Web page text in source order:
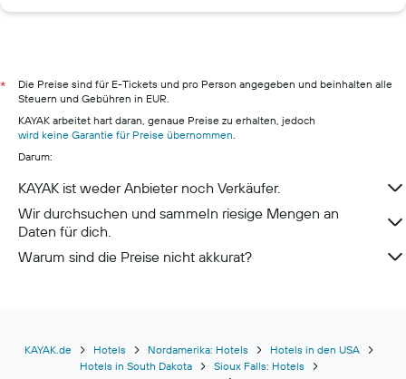
Hotels in Warnemünde
Hotels in Neustadt in Holstein
Hotels in München
Hotels in Berchtesgaden
*
Die Preise sind für E-Tickets und pro Person angegeben und beinhalten alle
Steuern und Gebühren in EUR.
KAYAK arbeitet hart daran, genaue Preise zu erhalten, jedoch
wird keine Garantie für Preise übernommen.
Darum:
KAYAK ist weder Anbieter noch Verkäufer.
Wir durchsuchen und sammeln riesige Mengen an
Daten für dich.
Warum sind die Preise nicht akkurat?
KAYAK.de Hotels Nordamerika: Hotels
Hotels in den USA
Hotels in South Dakota
Sioux Falls: Hotels